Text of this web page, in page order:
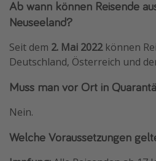
Ab wann können Reisende
Neuseeland?
Seit dem 2. Mai 2022können
Deutschland, Österreich und
Muss man vor Ort in
Nein.
Welche Voraussetzungen